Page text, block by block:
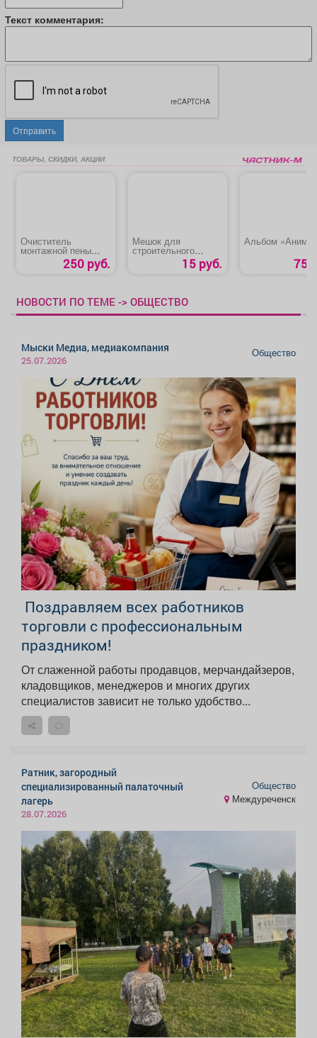
Текст комментария:
Отправить
ТОВАРЫ, СКИДКИ, АКЦИИ
Очиститель
монтажной пены
«HAUSER»250 руб.
Мешок для
строительного
мусора 15 руб.
Альбом «Аниме»
75
НОВОСТИ ПО ТЕМЕ -> ОБЩЕСТВО
Мыски Медиа, медиакомпания
25.07.2026
Общество
️ Поздравляем всех работников
торговли с профессиональным
праздником!
От слаженной работы продавцов, мерчандайзеров,
кладовщиков, менеджеров и многих других
специалистов зависит не только удобство...
Ратник, загородный
специализированный палаточный
лагерь
28.07.2026
Общество
Междуреченск